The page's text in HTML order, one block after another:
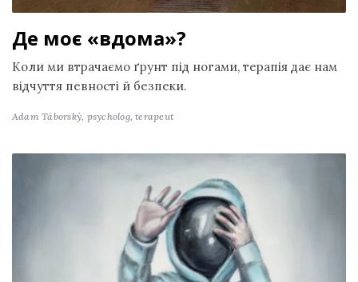
Де моє «вдома»?
Коли ми втрачаємо ґрунт під ногами, терапія дає нам
відчуття певності й безпеки.
Adam Táborský, psycholog, terapeut